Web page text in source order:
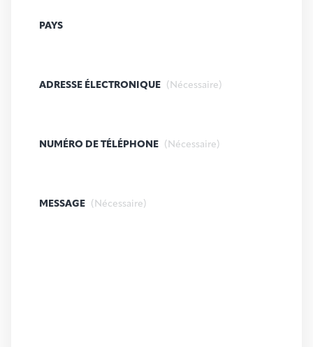
PAYS
ADRESSE ÉLECTRONIQUE (Nécessaire)
NUMÉRO DE TÉLÉPHONE (Nécessaire)
MESSAGE (Nécessaire)